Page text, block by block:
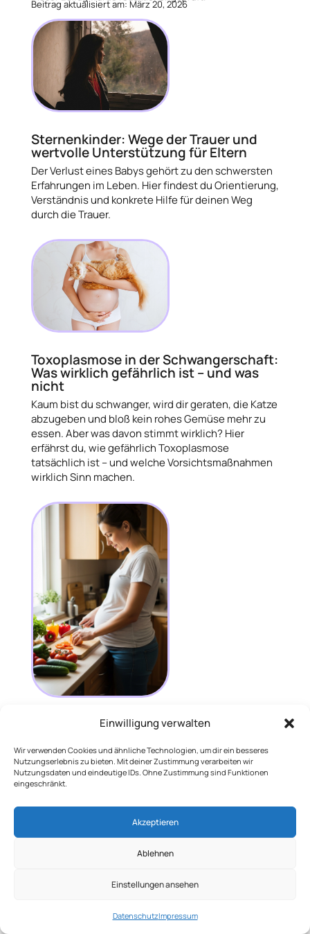
Einwilligung verwalten
Wir verwenden Cookies und ähnliche Technologien, um dir ein besseres
Nutzungserlebnis zu bieten. Mit deiner Zustimmung verarbeiten wir
Nutzungsdaten und eindeutige IDs. Ohne Zustimmung sind Funktionen
eingeschränkt.
Akzeptieren
Ablehnen
Einstellungen ansehen
DatenschutzImpressum
Beitrag aktualisiert am: März 20, 2026
Sternenkinder: Wege der Trauer und
wertvolle Unterstützung für Eltern
Der Verlust eines Babys gehört zu den schwersten
Erfahrungen im Leben. Hier findest du Orientierung,
Verständnis und konkrete Hilfe für deinen Weg
durch die Trauer.
Toxoplasmose in der Schwangerschaft:
Was wirklich gefährlich ist – und was
nicht
Kaum bist du schwanger, wird dir geraten, die Katze
abzugeben und bloß kein rohes Gemüse mehr zu
essen. Aber was davon stimmt wirklich? Hier
erfährst du, wie gefährlich Toxoplasmose
tatsächlich ist – und welche Vorsichtsmaßnahmen
wirklich Sinn machen.
Louwen-Diät: Mit zuckerfreier
Die Louwen-Diät verspricht eine leichtere Geburt
durch den Verzicht auf bestimmte Kohlenhydrate.
Wir erklären dir, wie das Konzept funktioniert und ob
Themenwelten